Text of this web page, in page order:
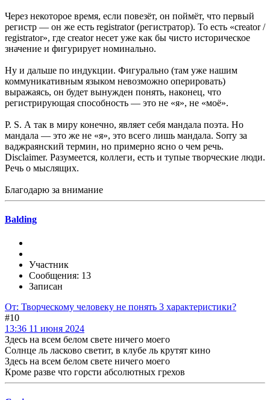
Через некоторое время, если повезёт, он поймёт, что первый
регистр — он же есть registrator (регистратор). То есть «creator /
registrator», где creator несет уже как бы чисто историческое
значение и фигурирует номинально.
Ну и дальше по индукции. Фигурально (там уже нашим
коммуникативным языком невозможно оперировать)
выражаясь, он будет вынужден понять, наконец, что
регистрирующая способность — это не «я», не «моё».
P. S. А так в миру конечно, являет себя мандала поэта. Но
мандала — это же не «я», это всего лишь мандала. Sorry за
ваджраянский термин, но примерно ясно о чем речь.
Disclaimer. Разумеется, коллеги, есть и тупые творческие люди.
Речь о мыслящих.
Благодарю за внимание
Balding
Участник
Сообщения: 13
Записан
От: Творческому человеку не понять 3 характеристики?
#10
13:36 11 июня 2024
Здесь на всем белом свете ничего моего
Солнце ль ласково светит, в клубе ль крутят кино
Здесь на всем белом свете ничего моего
Кроме разве что горсти абсолютных грехов